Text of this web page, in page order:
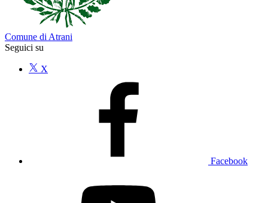
Comune di Atrani
Seguici su
X
Facebook